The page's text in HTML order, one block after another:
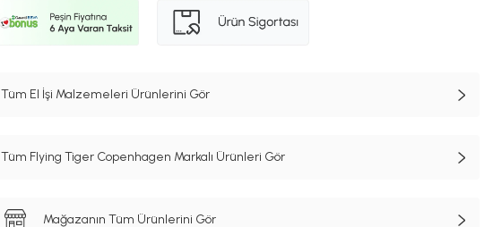
Tüm El İşi Malzemeleri Ürünlerini Gör
Tüm Flying Tiger Copenhagen Markalı Ürünleri Gör
Mağazanın Tüm Ürünlerini Gör